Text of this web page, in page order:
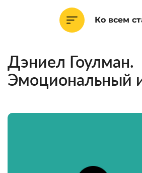
Ко всем
Дэниел Гоулман.
Эмоциональный